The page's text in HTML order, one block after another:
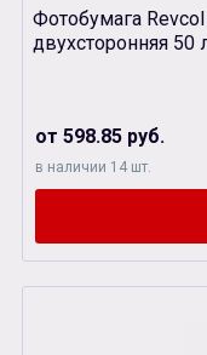
Фотобумага
двухсторонняя 50
от 598.85 руб.
в наличии 14 шт.